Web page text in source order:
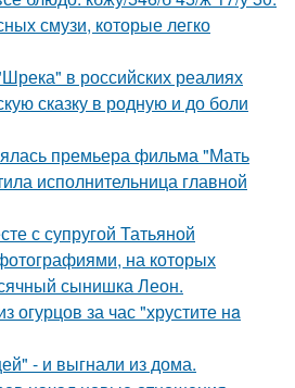
смузи, которые легко
в российских реалиях
сказку в родную и до боли
премьера фильма "Мать
исполнительница главной
с супругой Татьяной
на которых
сынишка Леон.
огурцов за час "хрустите нa
- и выгнали из дома.